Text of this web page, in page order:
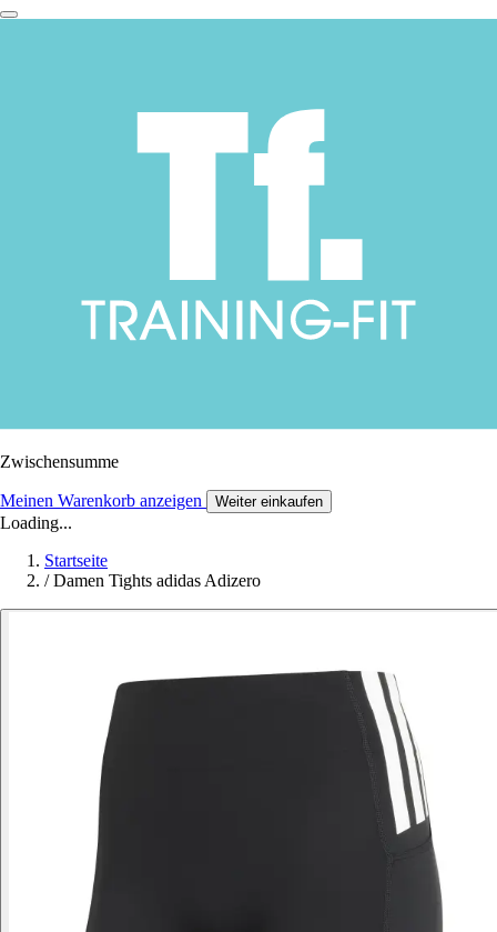
Zwischensumme
Meinen Warenkorb anzeigen Weiter einkaufen
Loading...
Startseite
/ Damen Tights adidas Adizero